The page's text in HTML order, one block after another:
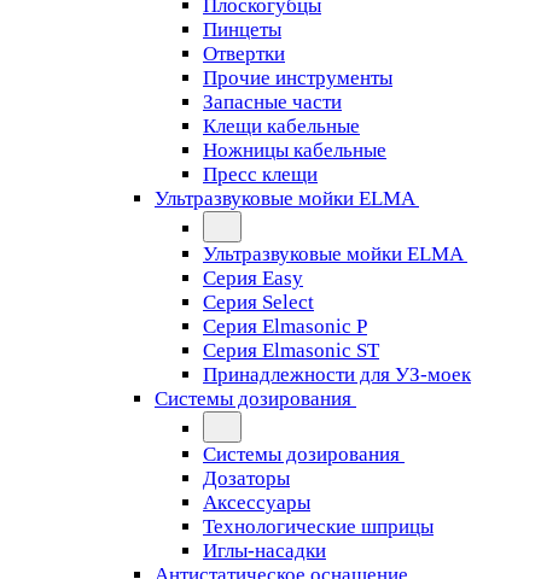
Плоскогубцы
Пинцеты
Отвертки
Прочие инструменты
Запасные части
Клещи кабельные
Ножницы кабельные
Пресс клещи
Ультразвуковые мойки ELMA
Ультразвуковые мойки ELMA
Серия Easy
Серия Select
Серия Elmasonic P
Серия Elmasonic ST
Принадлежности для УЗ-моек
Системы дозирования
Системы дозирования
Дозаторы
Аксессуары
Технологические шприцы
Иглы-насадки
Антистатическое оснащение